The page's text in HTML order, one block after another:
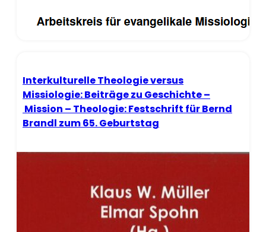
Interkulturelle Theologie versus
Missiologie: Beiträge zu Geschichte –
Mission – Theologie: Festschrift für Bernd
Brandl zum 65. Geburtstag